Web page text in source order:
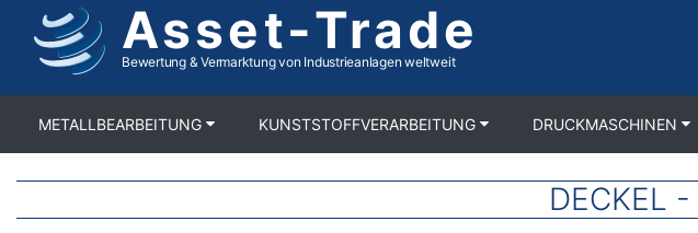
Asset-Trade
Bewertung & Vermarktung von Industrieanlagen weltweit
METALLBEARBEITUNG KUNSTSTOFFVERARBEITUNG DRUCKMASCHINEN
DECKEL